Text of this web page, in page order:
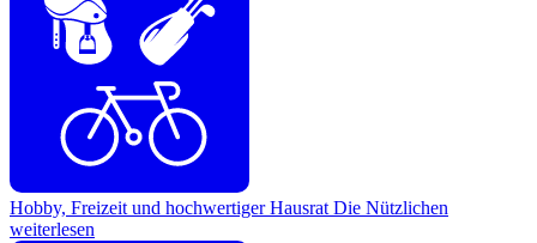
Hobby, Freizeit und hochwertiger Hausrat Die Nützlichen
weiterlesen